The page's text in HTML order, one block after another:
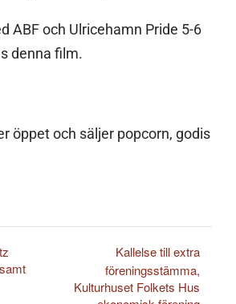
ABF och Ulricehamn Pride 5-6
denna film.
öppet och säljer popcorn, godis
Kallelse till extra
föreningsstämma,
Kulturhuset Folkets Hus